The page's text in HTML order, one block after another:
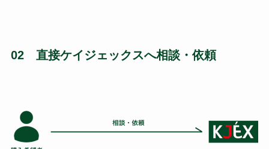
02 直接ケイジェックスへ相談・依頼